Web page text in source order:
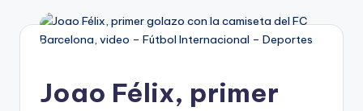
3
Joao Félix, primer